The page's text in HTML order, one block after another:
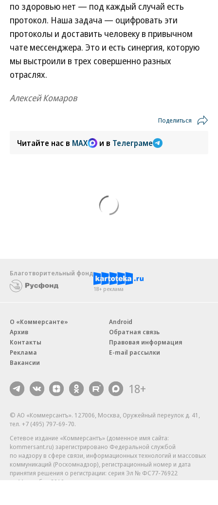
по здоровью нет — под каждый случай есть
протокол. Наша задача — оцифровать эти
протоколы и доставить человеку в привычном
чате мессенджера. Это и есть синергия, которую
мы выстроили в трех совершенно разных
отраслях.
Алексей Комаров
Поделиться
Читайте нас в MAX и в Телеграме
Благотворительный фонд
18+ реклама
О «Коммерсанте»
Архив
Контакты
Реклама
Вакансии
Android
Обратная связь
Правовая информация
E-mail рассылки
18+
© АО «Коммерсантъ». 127006, Москва, Оружейный переулок д. 41,
тел. +7 (495) 797-69-70.
Сетевое издание «Коммерсантъ» (доменное имя сайта:
kommersant.ru) зарегистрировано Федеральной службой
по надзору в сфере связи, информационных технологий и массовых
коммуникаций (Роскомнадзор), регистрационный номер и дата
принятия решения о регистрации: серия Эл № ФС77-76922
от 11 октября 2019 г.